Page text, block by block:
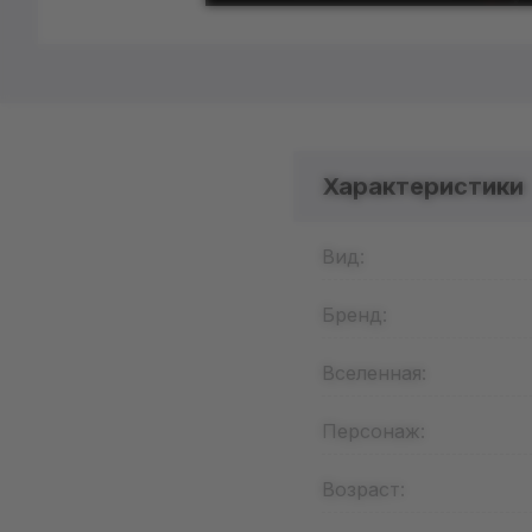
Характеристики
Вид:
Бренд:
Вселенная:
Персонаж:
Возраст: